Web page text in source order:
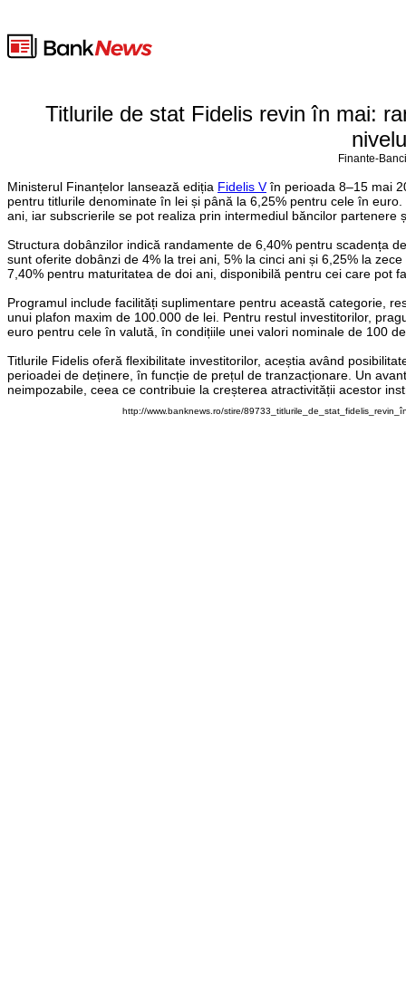
Titlurile de stat Fidelis revin în mai:
Finante-
Ministerul Finanțelor lansează ediția Fidelis Vîn perioada 8–15 mai
pentru titlurile denominate în lei și până la 6,25% pentru cele în
ani, iar subscrierile se pot realiza prin intermediul băncilor
Structura dobânzilor indică randamente de 6,40% pentru scadența
sunt oferite dobânzi de 4% la trei ani, 5% la cinci ani și 6,25% la
7,40% pentru maturitatea de doi ani, disponibilă pentru cei care pot
Programul include facilități suplimentare pentru această categorie,
unui plafon maxim de 100.000 de lei. Pentru restul investitorilor,
euro pentru cele în valută, în condițiile unei valori nominale de 100
Titlurile Fidelis oferă flexibilitate investitorilor, aceștia având
perioadei de deținere, în funcție de prețul de tranzacționare. Un
neimpozabile, ceea ce contribuie la creșterea atractivității acestor
http://www.banknews.ro/stire/